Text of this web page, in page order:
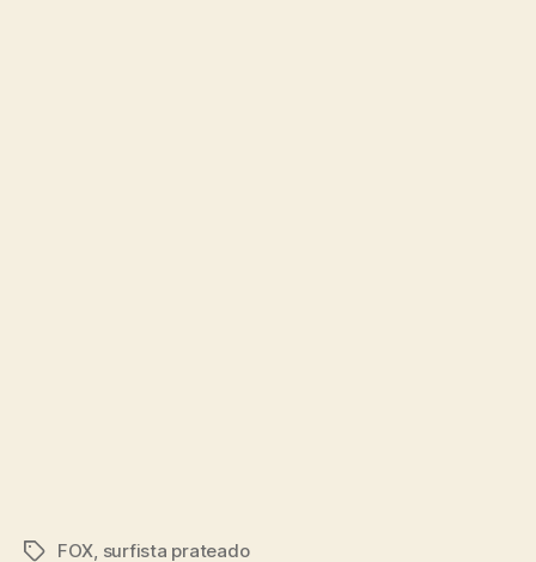
TagsFOX, surfista prateado